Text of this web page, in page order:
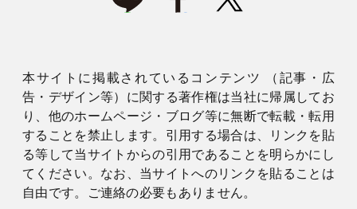
本サイトに掲載されているコンテンツ （記事・広
告・デザイン等）に関する著作権は当社に帰属してお
り、他のホームページ・ブログ等に無断で転載・転用
することを禁止します。引用する場合は、リンクを貼
る等して当サイトからの引用であることを明らかにし
てください。なお、当サイトへのリンクを貼ることは
自由です。ご連絡の必要もありません。